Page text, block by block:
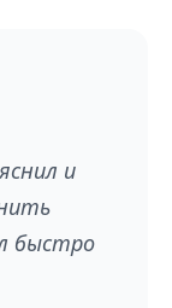
и
быстро